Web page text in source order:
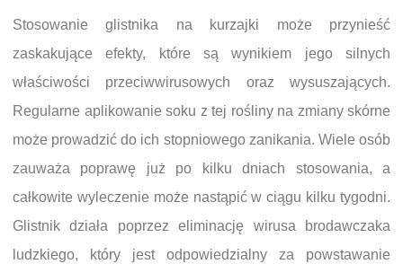
Stosowanie glistnika na kurzajki może przynieść
zaskakujące efekty, które są wynikiem jego silnych
właściwości przeciwwirusowych oraz wysuszających.
Regularne aplikowanie soku z tej rośliny na zmiany skórne
może prowadzić do ich stopniowego zanikania. Wiele osób
zauważa poprawę już po kilku dniach stosowania, a
całkowite wyleczenie może nastąpić w ciągu kilku tygodni.
Glistnik działa poprzez eliminację wirusa brodawczaka
ludzkiego, który jest odpowiedzialny za powstawanie